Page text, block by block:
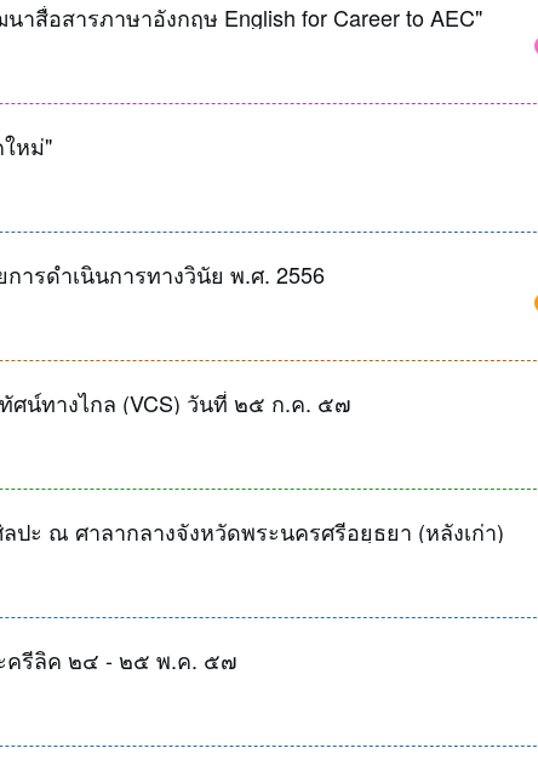
สื่อสารภาษาอังกฤษ English for Career to AEC"
หม่"
ารดำเนินการทางวินัย พ.ศ. 2556
ศน์ทางไกล (VCS) วันที่ ๒๕ ก.ค. ๕๗
ปะ ณ ศาลากลางจังหวัดพระนครศรีอยุธยา (หลังเก่า)
ครีลิค ๒๔ - ๒๕ พ.ค. ๕๗